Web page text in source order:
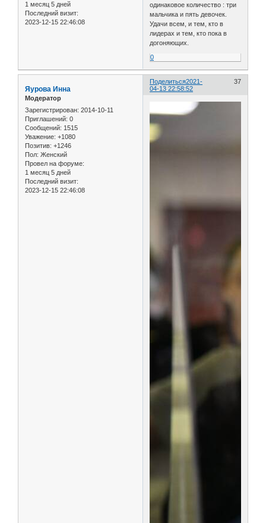
1 месяц 5 дней
Последний визит:
2023-12-15 22:46:08
одинаковое количество : три
мальчика и пять девочек.
Удачи всем, и тем, кто в
лидерах и тем, кто пока в
догоняющих.
0
Поделиться 37
2021-
04-13 22:58:52
Яурова Инна
Модератор
Зарегистрирован: 2014-10-11
Приглашений: 0
Сообщений: 1515
Уважение: +1080
Позитив: +1246
Пол: Женский
Провел на форуме:
1 месяц 5 дней
Последний визит:
2023-12-15 22:46:08